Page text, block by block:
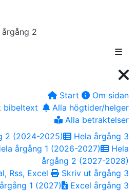
årgång 2
Start
Om sidan
bibeltext
Alla högtider/helger
Alla betraktelser
2 (2024-2025)
Hela årgång 3
årgång 1 (2026-2027)
Hela
årgång 2 (2027-2028)
Rss, Excel
Skriv ut årgång 3
1 (2027)
Excel årgång 3